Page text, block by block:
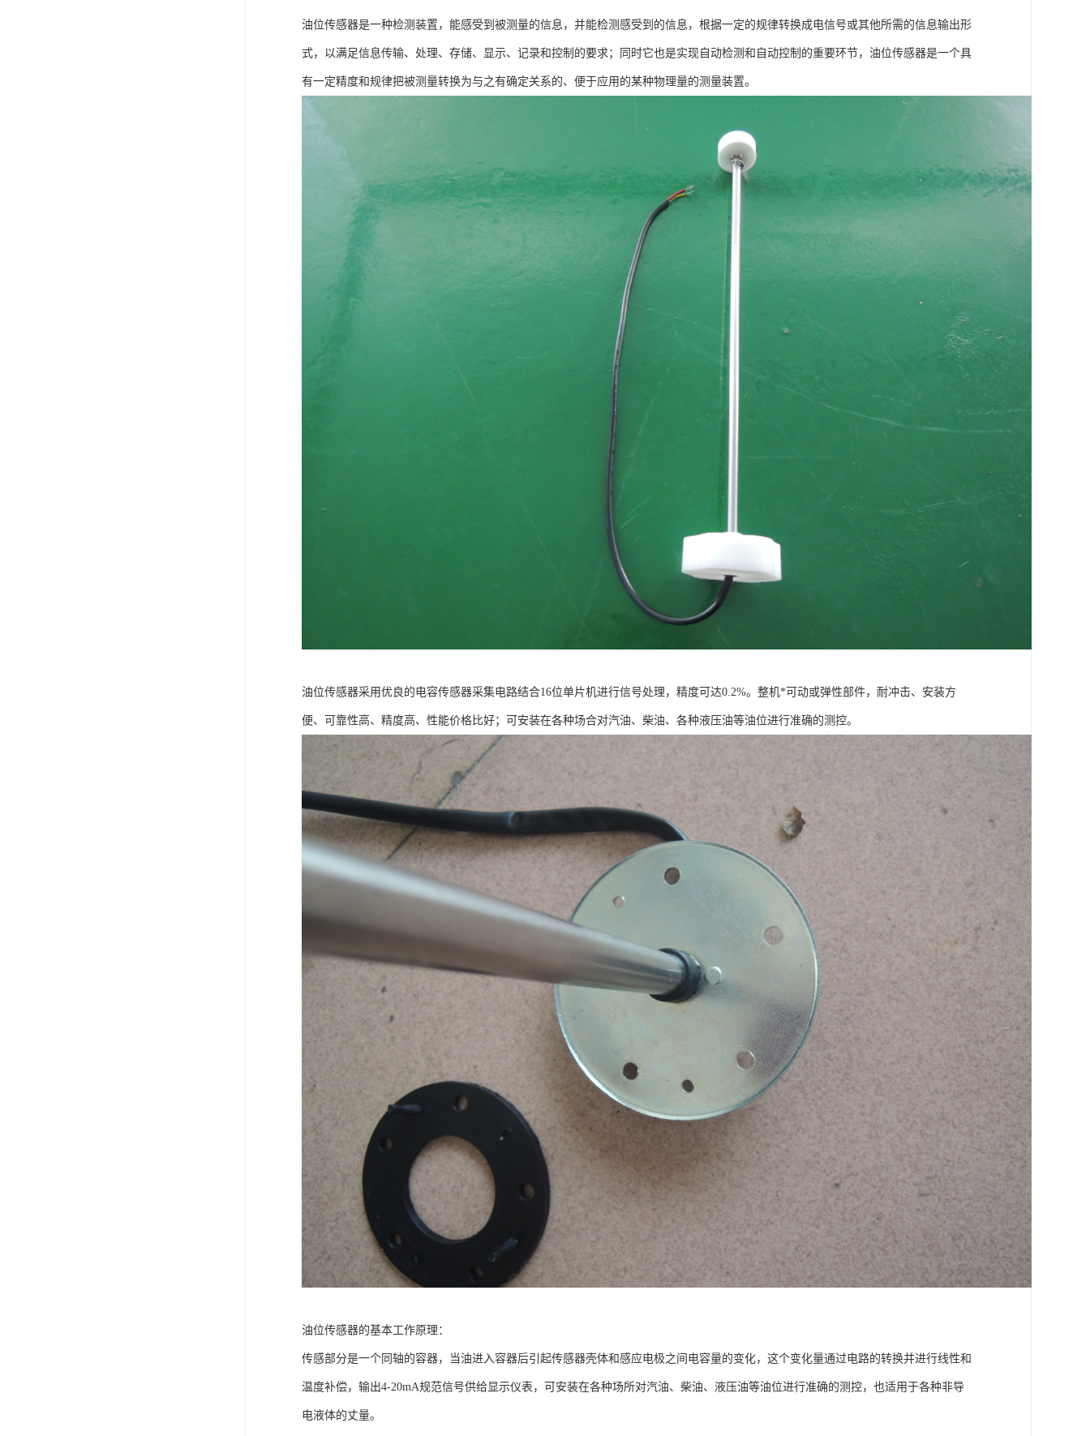
油位传感器是一种检测装置，能感受到被测量的信息，并能检测感受到的信息，根据一定的规律转换成电信号或其他所需的信息输出形
式，以满足信息传输、处理、存储、显示、记录和控制的要求；同时它也是实现自动检测和自动控制的重要环节，油位传感器是一个具
有一定精度和规律把被测量转换为与之有确定关系的、便于应用的某种物理量的测量装置。
油位传感器采用优良的电容传感器采集电路结合16位单片机进行信号处理，精度可达0.2%。整机*可动或弹性部件，耐冲击、安装方
便、可靠性高、精度高、性能价格比好；可安装在各种场合对汽油、柴油、各种液压油等油位进行准确的测控。
油位传感器的基本工作原理：
传感部分是一个同轴的容器，当油进入容器后引起传感器壳体和感应电极之间电容量的变化，这个变化量通过电路的转换并进行线性和
温度补偿，输出4-20mA规范信号供给显示仪表，可安装在各种场所对汽油、柴油、液压油等油位进行准确的测控，也适用于各种非导
电液体的丈量。